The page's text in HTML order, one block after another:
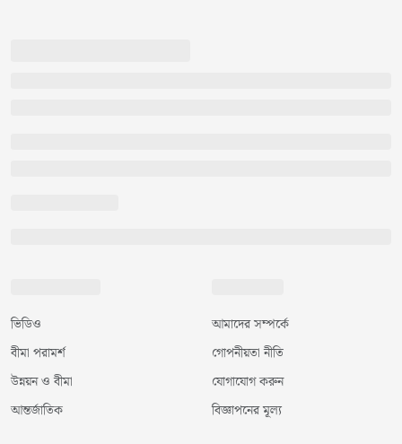
ভিডিও
বীমা পরামর্শ
উন্নয়ন ও বীমা
আন্তর্জাতিক
আমাদের সম্পর্কে
গোপনীয়তা নীতি
যোগাযোগ করুন
বিজ্ঞাপনের মূল্য